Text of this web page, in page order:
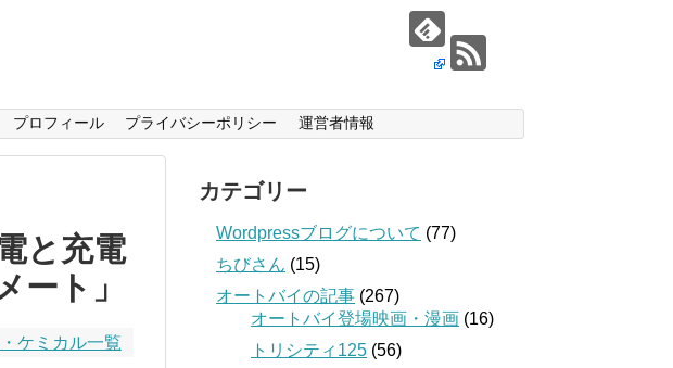
プロフィール プライバシーポリシー 運営者情報
と充電
ト」
ケミカル一覧
カテゴリー
Wordpressブログについて (77)
ちびさん (15)
オートバイの記事 (267)
オートバイ登場映画・漫画 (16)
トリシティ125 (56)